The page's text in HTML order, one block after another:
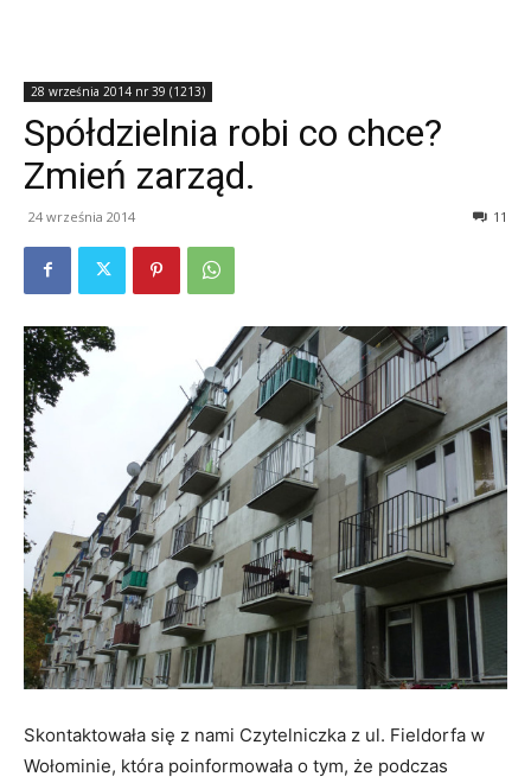
28 września 2014 nr 39 (1213)
Spółdzielnia robi co chce?
Zmień zarząd.
24 września 2014 11
Skontaktowała się z nami Czytelniczka z ul. Fieldorfa w
Wołominie, która poinformowała o tym, że podczas